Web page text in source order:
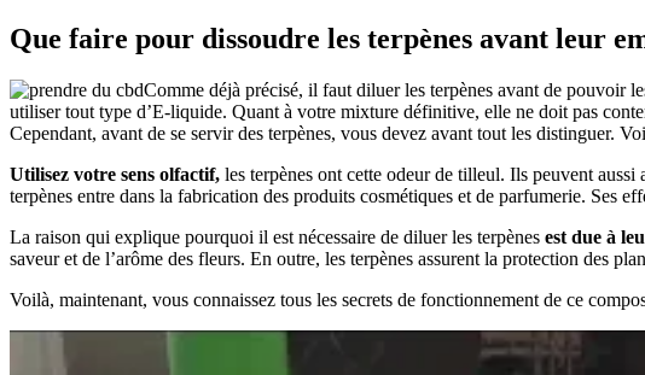
Que faire pour dissoudre les terpènes avant leur
Comme déjà précisé, il faut diluer les terpènes avant de pouvoir
utiliser tout type d’E-liquide. Quant à votre mixture définitive, elle ne doit pas
Cependant, avant de se servir des terpènes, vous devez avant tout les distinguer.
Utilisez votre sens olfactif, les terpènes ont cette odeur de tilleul. Ils peuvent
terpènes entre dans la fabrication des produits cosmétiques et de parfumerie. Ses
La raison qui explique pourquoi il est nécessaire de diluer les terpènes est due à
saveur et de l’arôme des fleurs. En outre, les terpènes assurent la protection des
Voilà, maintenant, vous connaissez tous les secrets de fonctionnement de ce